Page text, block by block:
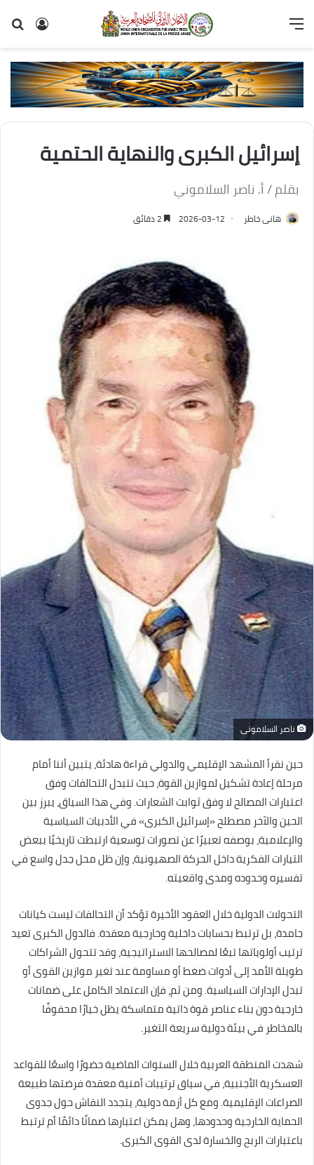
تسجيل
القائمة
إسرائيل الكبرى والنهاية الحتمية
بقلم / أ. ناصر السلاموني
هانى خاطر 2026-03-12
ناصر السلامونى
حين نقرأ المشهد الإقليمي والدولي قراءة هادئة، يتبين أننا أمام
مرحلة إعادة تشكيل لموازين القوة، حيث تتبدل التحالفات وفق
اعتبارات المصالح لا وفق ثوابت الشعارات. وفي هذا السياق، يبرز بين
الحين والآخر مصطلح «إسرائيل الكبرى» في الأدبيات السياسية
والإعلامية، بوصفه تعبيرًا عن تصورات توسعية ارتبطت تاريخيًا ببعض
التيارات الفكرية داخل الحركة الصهيونية، وإن ظل محل جدل واسع في
تفسيره وحدوده ومدى واقعيته.
التحولات الدولية خلال العقود الأخيرة تؤكد أن التحالفات ليست كيانات
جامدة، بل ترتبط بحسابات داخلية وخارجية معقدة. فالدول الكبرى تعيد
ترتيب أولوياتها تبعًا لمصالحها الاستراتيجية، وقد تتحول الشراكات
طويلة الأمد إلى أدوات ضغط أو مساومة عند تغير موازين القوى أو
تبدل الإدارات السياسية. ومن ثم، فإن الاعتماد الكامل على ضمانات
خارجية دون بناء عناصر قوة ذاتية متماسكة يظل خيارًا محفوفًا
بالمخاطر في بيئة دولية سريعة التغير.
شهدت المنطقة العربية خلال السنوات الماضية حضورًا واسعًا للقواعد
العسكرية الأجنبية، في سياق ترتيبات أمنية معقدة فرضتها طبيعة
الصراعات الإقليمية. ومع كل أزمة دولية، يتجدد النقاش حول جدوى
الحماية الخارجية وحدودها، وهل يمكن اعتبارها ضمانًا دائمًا أم ترتبط
باعتبارات الربح والخسارة لدى القوى الكبرى.